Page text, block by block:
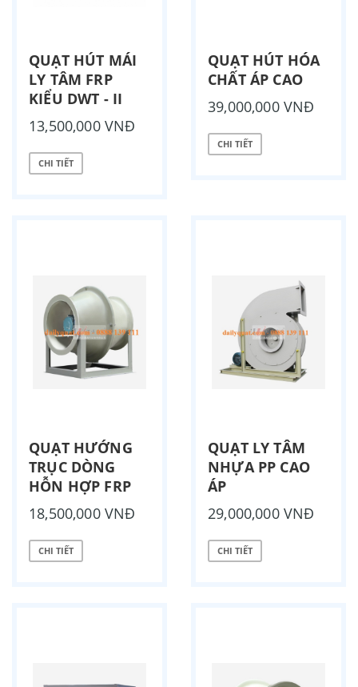
QUẠT HÚT MÁI
LY TÂM FRP
KIỂU DWT - II
13,500,000 VNĐ
CHI TIẾT
QUẠT HÚT HÓA
CHẤT ÁP CAO
39,000,000 VNĐ
CHI TIẾT
QUẠT HƯỚNG
TRỤC DÒNG
HỖN HỢP FRP
18,500,000 VNĐ
CHI TIẾT
QUẠT LY TÂM
NHỰA PP CAO
ÁP
29,000,000 VNĐ
CHI TIẾT